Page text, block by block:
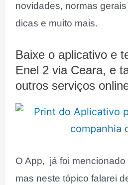
novidades, normas
dicas e muito mais.
Baixe o aplicativo e
Enel 2 via Ceara, e
outros serviços
O App, já foi mencionado
mas neste tópico falarei